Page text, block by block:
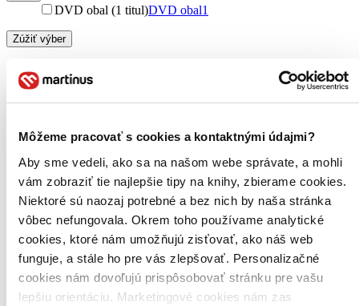
Môžeme pracovať s cookies a kontaktnými údajmi?
Aby sme vedeli, ako sa na našom webe správate, a mohli
vám zobraziť tie najlepšie tipy na knihy, zbierame cookies.
Niektoré sú naozaj potrebné a bez nich by naša stránka
vôbec nefungovala. Okrem toho používame analytické
cookies, ktoré nám umožňujú zisťovať, ako náš web
funguje, a stále ho pre vás zlepšovať. Personalizačné
cookies nám dovoľujú prispôsobovať stránku pre vašu
lepšiu orientáciu. Marketingové cookies nám zas
DVD obal (1 titul)DVD obal1
Zúžiť výber
Zoradiť
Top hodnotené
Novinky
Najlacnejšie
Najvyššia zľava